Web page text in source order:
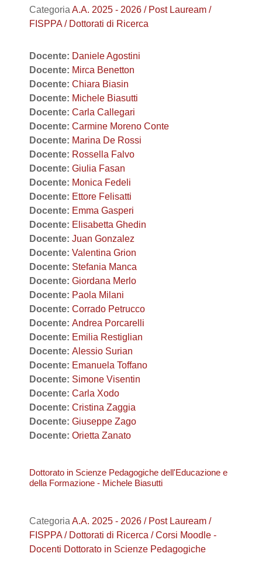
Categoria A.A. 2025 - 2026 / Post Lauream /
FISPPA / Dottorati di Ricerca
Docente: Daniele Agostini
Docente: Mirca Benetton
Docente: Chiara Biasin
Docente: Michele Biasutti
Docente: Carla Callegari
Docente: Carmine Moreno Conte
Docente: Marina De Rossi
Docente: Rossella Falvo
Docente: Giulia Fasan
Docente: Monica Fedeli
Docente: Ettore Felisatti
Docente: Emma Gasperi
Docente: Elisabetta Ghedin
Docente: Juan Gonzalez
Docente: Valentina Grion
Docente: Stefania Manca
Docente: Giordana Merlo
Docente: Paola Milani
Docente: Corrado Petrucco
Docente: Andrea Porcarelli
Docente: Emilia Restiglian
Docente: Alessio Surian
Docente: Emanuela Toffano
Docente: Simone Visentin
Docente: Carla Xodo
Docente: Cristina Zaggia
Docente: Giuseppe Zago
Docente: Orietta Zanato
Dottorato in Scienze Pedagogiche dell'Educazione e
della Formazione - Michele Biasutti
Categoria A.A. 2025 - 2026 / Post Lauream /
FISPPA / Dottorati di Ricerca / Corsi Moodle -
Docenti Dottorato in Scienze Pedagogiche